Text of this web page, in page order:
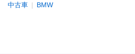
中古車 BMW